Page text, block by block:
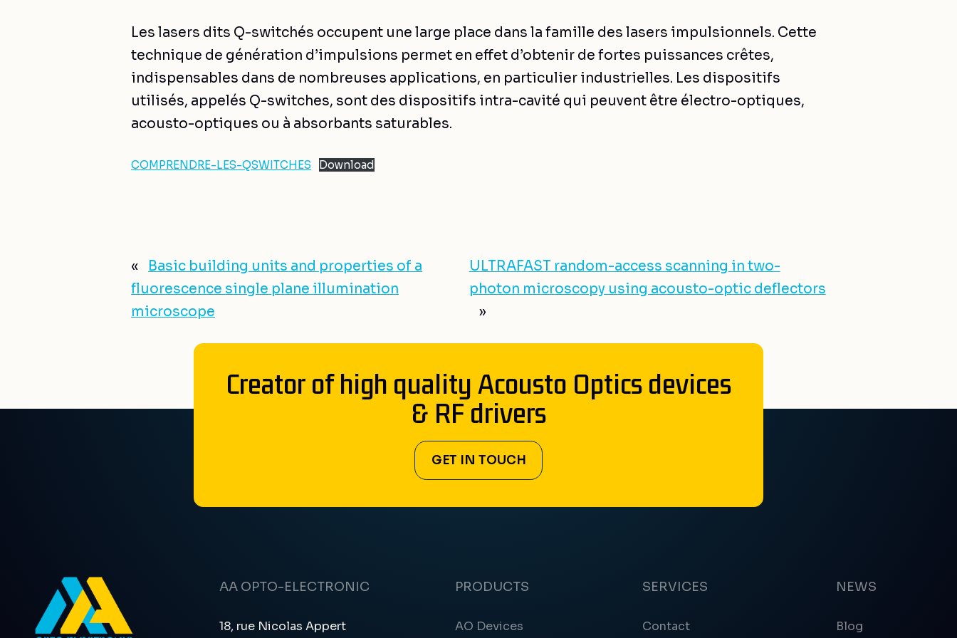
Les lasers dits Q-switchés occupent une large place dans la famille des lasers impulsionnels. Cette
technique de génération d’impulsions permet en effet d’obtenir de fortes puissances crêtes,
indispensables dans de nombreuses applications, en particulier industrielles. Les dispositifs
utilisés, appelés Q-switches, sont des dispositifs intra-cavité qui peuvent être électro-optiques,
acousto-optiques ou à absorbants saturables.
COMPRENDRE-LES-QSWITCHES Download
«
Basic building units and properties of a
fluorescence single plane illumination
microscope
ULTRAFAST random-access scanning in two-
photon microscopy using acousto-optic deflectors
»
Creator of high quality Acousto Optics devices
& RF drivers
GET IN TOUCH
AA OPTO-ELECTRONIC
18, rue Nicolas Appert
PRODUCTS
AO Devices
SERVICES
Contact
NEWS
Blog